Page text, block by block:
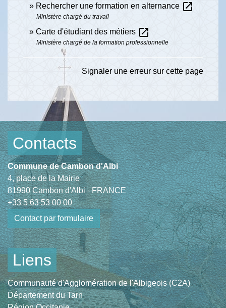
Rechercher une formation en alternance open_in_new
Ministère chargé du travail
Carte d'étudiant des métiers open_in_new
Ministère chargé de la formation professionnelle
Signaler une erreur sur cette page
Contacts
Commune de Cambon d'Albi
4, place de la Mairie
81990 Cambon d'Albi - FRANCE
+33 5 63 53 00 00
Contact par formulaire
Liens
Communauté d'Agglomération de l'Albigeois (C2A)
Département du Tarn